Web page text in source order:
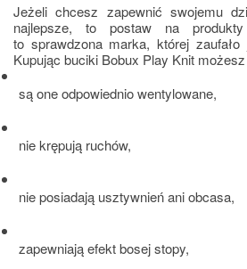
Jeżeli chcesz zapewnić swojemu
najlepsze, to postaw na
to sprawdzona marka, której
Kupując buciki Bobux Play Knit
są one odpowiednio wentylowane,
nie krępują ruchów,
nie posiadają usztywnień ani obcasa,
zapewniają efekt bosej stopy,